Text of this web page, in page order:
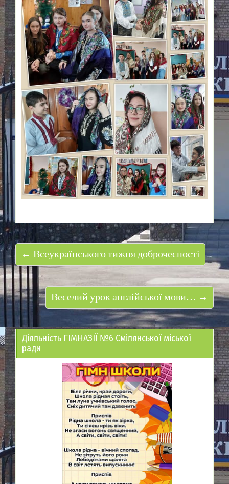
← Всеукраїнського тижня доброчесності
Веселий урок англійської мови… →
Діяльність ГІМНАЗІЇ №6 Смілянської міської
ради